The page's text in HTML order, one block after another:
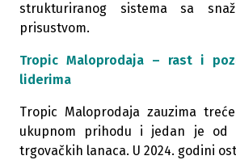
strukturiranog sistema sa
prisustvom.
Tropic Maloprodaja – rast i
liderima
Tropic Maloprodaja zauzima
ukupnom prihodu i jedan je od
trgovačkih lanaca. U 2024. godini